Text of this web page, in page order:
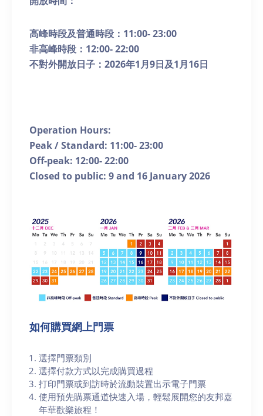
高峰時段及普通時段： 11:00- 23:00
非高峰時段： 12:00- 22:00
不對外開放日子： 2026年1月9日及1月16日
Operation Hours:
Peak / Standard: 11:00- 23:00
Off-peak: 12:00- 22:00
Closed to public: 9 and 16 January 2026
如何購買網上門票
選擇門票類別
選擇付款方式以完成購買過程
打印門票或到訪時於流動裝置出示電子門票
使用預先購票通道快速入場，輕鬆展開您的友邦嘉
年華歡樂旅程！